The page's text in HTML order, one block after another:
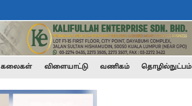
கலைகள் விளையாட்டு வணிகம் தொழில்நுட்பம்